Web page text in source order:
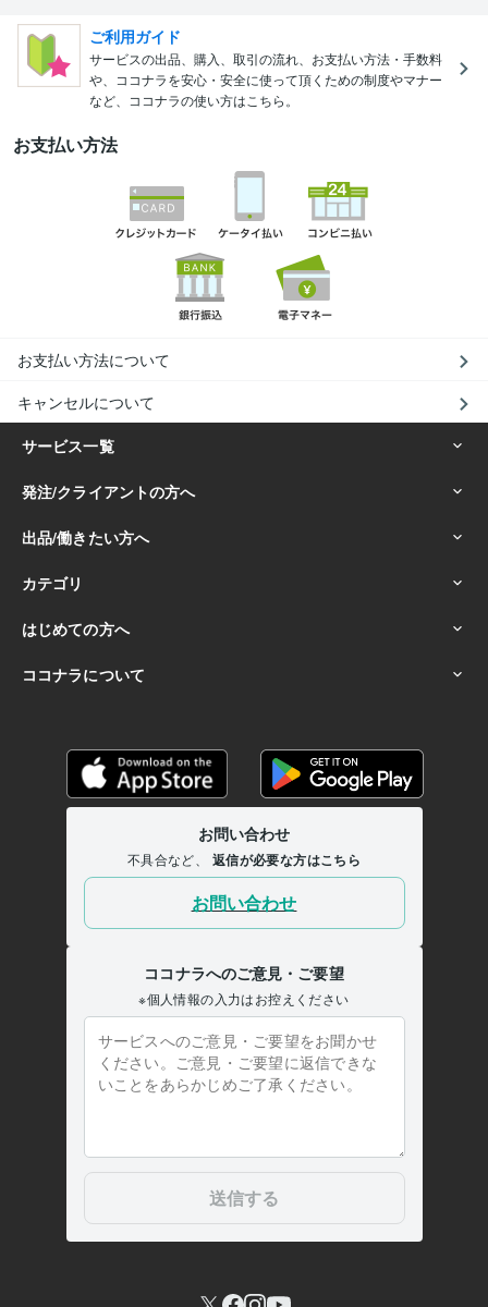
ご利用ガイド
サービスの出品、購入、取引の流れ、お支払い方法・手数料
や、ココナラを安心・安全に使って頂くための制度やマナー
など、ココナラの使い方はこちら。
お支払い方法
お支払い方法について
キャンセルについて